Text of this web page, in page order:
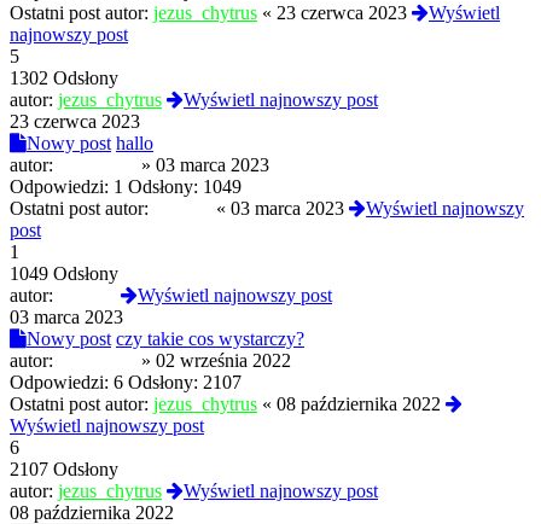
Ostatni post autor: jezus_chytrus « 23 czerwca 2023
Wyświetl
najnowszy post
5
1302 Odsłony
autor: jezus_chytrus
Wyświetl najnowszy post
23 czerwca 2023
Nowy post hallo
autor:
» 03 marca 2023
Odpowiedzi: 1 Odsłony: 1049
Ostatni post autor:
« 03 marca 2023
Wyświetl najnowszy
post
1
1049 Odsłony
autor:
Wyświetl najnowszy post
03 marca 2023
Nowy post czy takie cos wystarczy?
autor:
» 02 września 2022
Odpowiedzi: 6 Odsłony: 2107
Ostatni post autor: jezus_chytrus « 08 października 2022
Wyświetl najnowszy post
6
2107 Odsłony
autor: jezus_chytrus
Wyświetl najnowszy post
08 października 2022